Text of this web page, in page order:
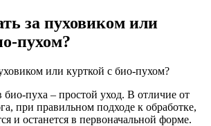
за пуховиком или
пухом?
или курткой с био-пухом?
био-пуха – простой уход. В отличие от
при правильном подходе к обработке,
и останется в первоначальной форме.